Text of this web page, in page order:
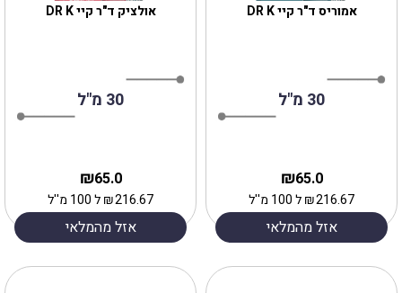
אולציק ד"ר קיי DR K
30 מ"ל
65.0
₪
216.67
₪ל 100 מ''ל
אזל מהמלאי
אמוריס ד"ר קיי DR K
30 מ"ל
65.0
₪
216.67
₪ל 100 מ''ל
אזל מהמלאי